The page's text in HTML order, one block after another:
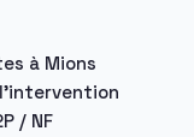
à Mions
/ NF